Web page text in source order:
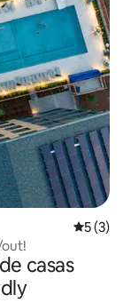
5 de
5 (3)
out!
casas